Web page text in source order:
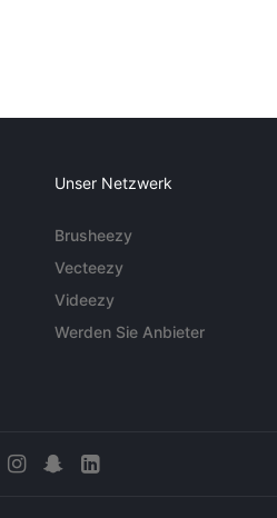
Unser Netzwerk
Brusheezy
Vecteezy
Videezy
Werden Sie Anbieter